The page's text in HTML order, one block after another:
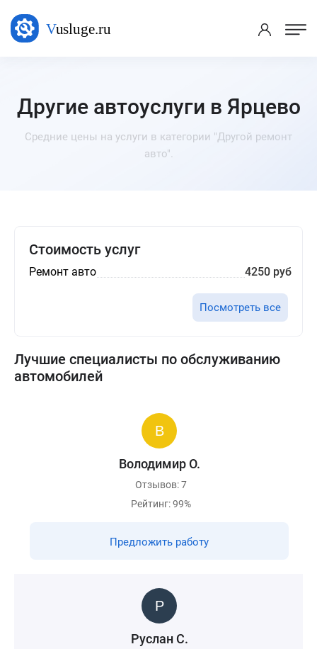
Другие автоуслуги в Ярцево
Средние цены на услуги в категории "Другой ремонт
авто".
Стоимость услуг
Ремонт авто 4250 руб
Посмотреть все
Лучшие специалисты по обслуживанию
автомобилей
Володимир О.
Отзывов: 7
Рейтинг: 99%
Предложить работу
Руслан С.